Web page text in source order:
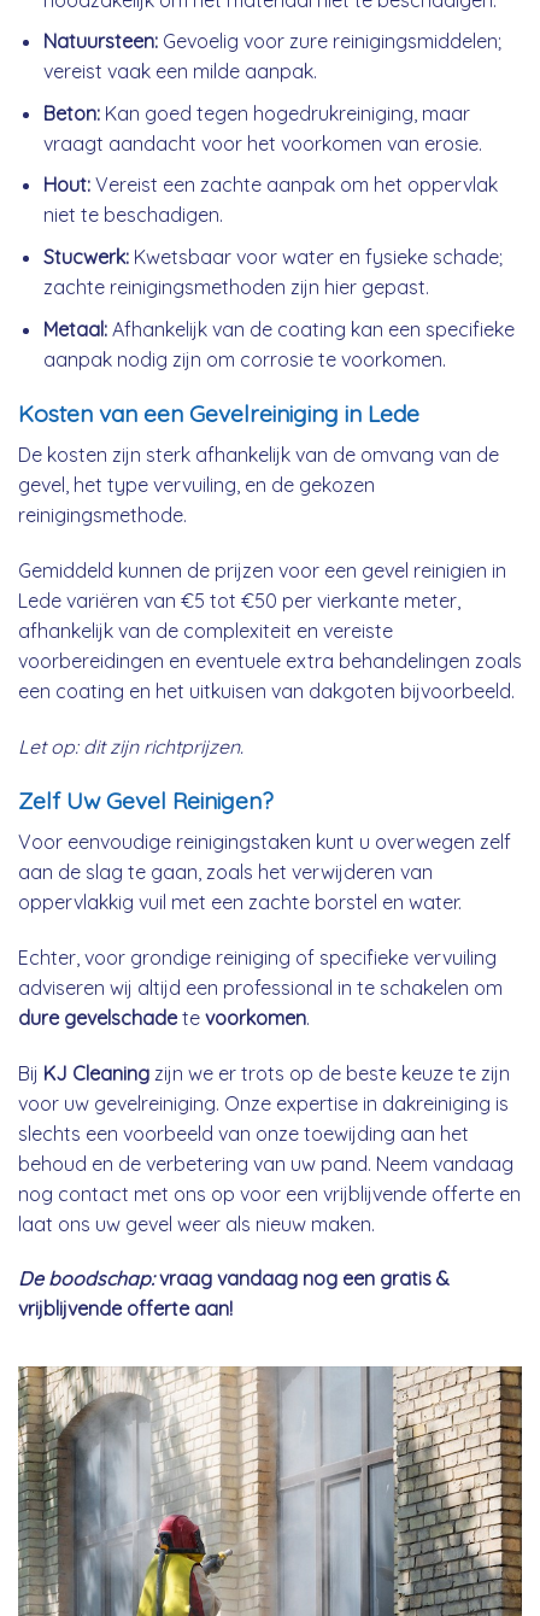
Natuursteen:Gevoelig voor zure reinigingsmiddelen;
vereist vaak een milde aanpak.
Beton:Kan goed tegen hogedrukreiniging, maar
vraagt aandacht voor het voorkomen van erosie.
Hout:Vereist een zachte aanpak om het oppervlak
niet te beschadigen.
Stucwerk:Kwetsbaar voor water en fysieke schade;
zachte reinigingsmethoden zijn hier gepast.
Metaal:Afhankelijk van de coating kan een specifieke
aanpak nodig zijn om corrosie te voorkomen.
Kosten van een Gevelreiniging in Lede
De kosten zijn sterk afhankelijk van de omvang van de
gevel, het type vervuiling, en de gekozen
reinigingsmethode.
Gemiddeld kunnen de prijzen voor een gevel reinigien in
Lede variëren van €5 tot €50 per vierkante meter,
afhankelijk van de complexiteit en vereiste
voorbereidingen en eventuele extra behandelingen zoals
een coating en het uitkuisen van dakgoten bijvoorbeeld.
Let op: dit zijn richtprijzen.
Zelf Uw Gevel Reinigen?
Voor eenvoudige reinigingstaken kunt u overwegen zelf
aan de slag te gaan, zoals het verwijderen van
oppervlakkig vuil met een zachte borstel en water.
Echter, voor grondige reiniging of specifieke vervuiling
adviseren wij altijd een professional in te schakelen om
dure gevelschadete voorkomen.
Bij KJ Cleaning zijn we er trots op de beste keuze te zijn
voor uw gevelreiniging. Onze expertise in dakreiniging is
slechts een voorbeeld van onze toewijding aan het
behoud en de verbetering van uw pand. Neem vandaag
nog contact met ons op voor een vrijblijvende offerte en
laat ons uw gevel weer als nieuw maken.
De boodschap:vraag vandaag nog een gratis &
vrijblijvende offerte aan!